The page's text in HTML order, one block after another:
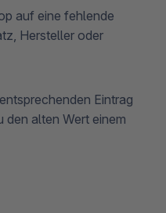
auf eine fehlende
Hersteller oder
Eintrag
den alten Wert einem